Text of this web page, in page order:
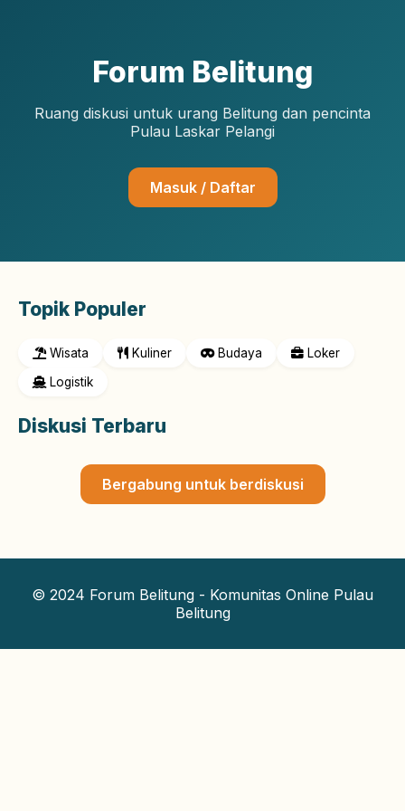
Forum Belitung
Ruang diskusi untuk urang Belitung dan pencinta
Pulau Laskar Pelangi
Masuk / Daftar
Topik Populer
Wisata Kuliner Budaya
Loker
Logistik
Diskusi Terbaru
Bergabung untuk berdiskusi
© 2024 Forum Belitung - Komunitas Online Pulau
Belitung